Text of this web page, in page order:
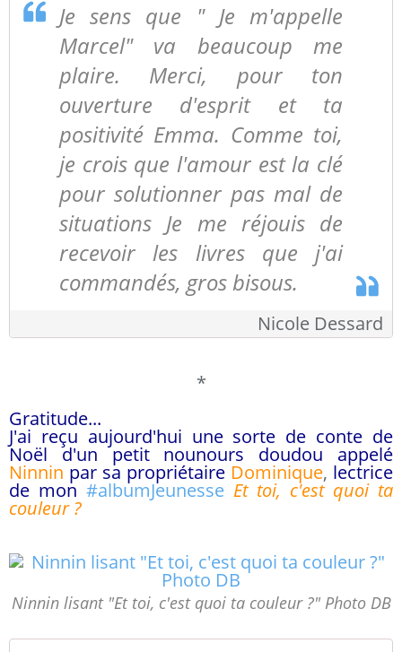
Je sens que " Je m'appelle
Marcel" va beaucoup me
plaire. Merci, pour ton
ouverture d'esprit et ta
positivité Emma. Comme toi,
je crois que l'amour est la clé
pour solutionner pas mal de
situations Je me réjouis de
recevoir les livres que j'ai
commandés, gros bisous.
Nicole Dessard
*
Gratitude...
J'ai reçu aujourd'hui une sorte de conte de
Noël d'un petit nounours doudou appelé
Ninnin par sa propriétaire Dominique, lectrice
de mon #albumJeunesse Et toi, c'est quoi ta
couleur ?
Ninnin lisant "Et toi, c'est quoi ta couleur ?" Photo DB